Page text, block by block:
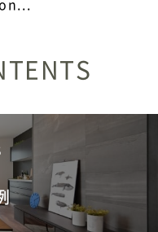
報
合せ
問合せ